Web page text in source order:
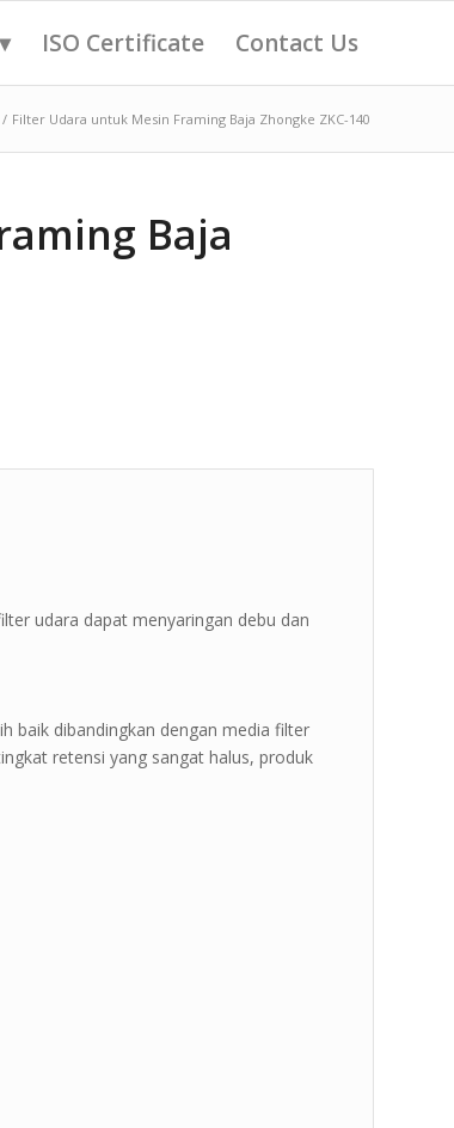
ISO Certificate Contact Us
/ Filter Udara untuk Mesin Framing Baja Zhongke ZKC-140
Baja
udara dapat menyaringan debu dan
baik dibandingkan dengan media filter
retensi yang sangat halus, produk